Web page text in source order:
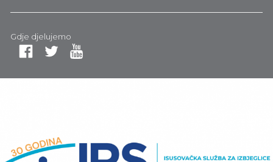
Gdje djelujemo